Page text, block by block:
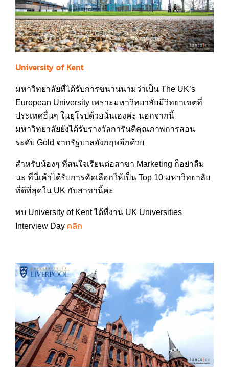
University of Kent
มหาวิทยาลัยที่ได้รับการขนานนามว่าเป็น The UK’s
European University เพราะมหาวิทยาลัยมีวิทยาเขตที่
ประเทศอื่นๆ ในยุโรปด้วยนั่นเองค่ะ นอกจากนี้
มหาวิทยาลัยยังได้รับรางวัลการันตีคุณภาพการสอน
ระดับ Gold จากรัฐบาลอังกฤษอีกด้วย
สำหรับน้องๆ ที่สนใจเรียนต่อสาขา Marketing ก็อย่าลืม
นะ ที่นี่เค้าได้รับการคัดเลือกให้เป็น Top 10 มหาวิทยาลัย
ที่ดีที่สุดใน UK กับสาขานี้ค่ะ
พบ University of Kent ได้ที่งาน UK Universities
Interview Day คลิก